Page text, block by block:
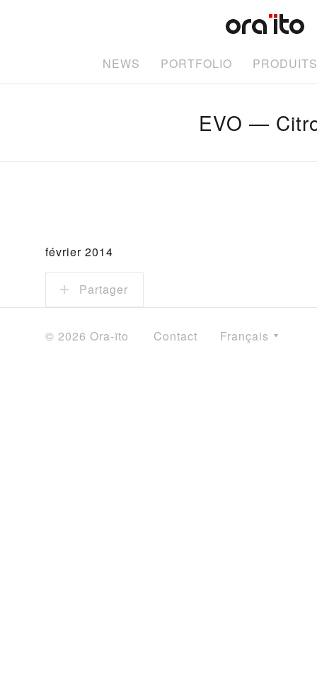
NEWS PORTFOLIO PRODUITS
EVO —
février 2014
Partager
© 2026 Ora-ïto Contact Français